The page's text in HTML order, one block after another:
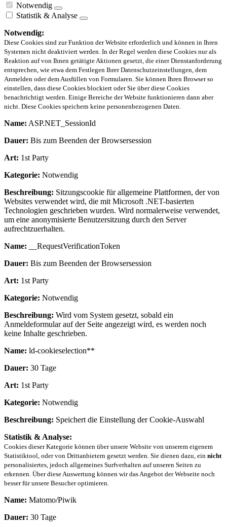
Notwendig
Statistik & Analyse
Notwendig:
Diese Cookies sind zur Funktion der Website erforderlich und können in Ihren
Systemen nicht deaktiviert werden. In der Regel werden diese Cookies nur als
Reaktion auf von Ihnen getätigte Aktionen gesetzt, die einer Dienstanforderung
entsprechen, wie etwa dem Festlegen Ihrer Datenschutzeinstellungen, dem
Anmelden oder dem Ausfüllen von Formularen. Sie können Ihren Browser so
einstellen, dass diese Cookies blockiert oder Sie über diese Cookies
benachrichtigt werden. Einige Bereiche der Website funktionieren dann aber
nicht. Diese Cookies speichern keine personenbezogenen Daten.
Name: ASP.NET_SessionId
Dauer: Bis zum Beenden der Browsersession
Art: 1st Party
Kategorie: Notwendig
Beschreibung: Sitzungscookie für allgemeine Plattformen, der von
Websites verwendet wird, die mit Microsoft .NET-basierten
Technologien geschrieben wurden. Wird normalerweise verwendet,
um eine anonymisierte Benutzersitzung durch den Server
aufrechtzuerhalten.
Name: __RequestVerificationToken
Dauer: Bis zum Beenden der Browsersession
Art: 1st Party
Kategorie: Notwendig
Beschreibung: Wird vom System gesetzt, sobald ein
Anmeldeformular auf der Seite angezeigt wird, es werden noch
keine Inhalte geschrieben.
Name: ld-cookieselection**
Dauer: 30 Tage
Art: 1st Party
Kategorie: Notwendig
Beschreibung: Speichert die Einstellung der Cookie-Auswahl
Statistik & Analyse:
Cookies dieser Kategorie können über unsere Website von unserem eigenem
Statistiktool, oder von Drittanbietern gesetzt werden. Sie dienen dazu, ein nicht
personalisiertes, jedoch allgemeines Surfverhalten auf unseren Seiten zu
erkennen. Über diese Auswertung können wir das Angebot der Webseite noch
besser für unsere Besucher optimieren.
Name: Matomo/Piwik
Dauer: 30 Tage